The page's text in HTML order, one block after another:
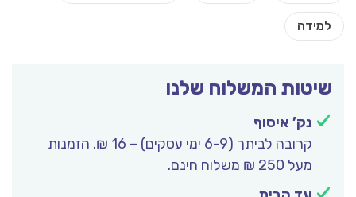
שיטות המשלוח שלנו
נק’ איסוף
קרובה לביתך (6-9 ימי עסקים) – 16 ₪. הזמנות
מעל 250 ₪ משלוח חינם.